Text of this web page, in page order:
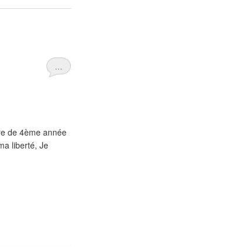
…
de 4ème année
liberté, Je